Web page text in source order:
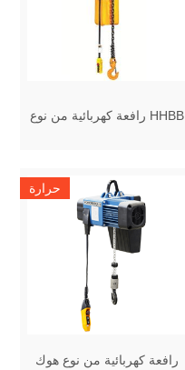
رافعة كهربائية من نوع HHBB
حرارة
رافعة كهربائية من نوع هوك